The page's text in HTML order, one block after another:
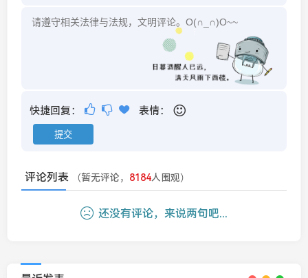
快捷回复： 表情：
评论列表 （暂无评论， 8184人围观）
还没有评论，来说两句吧...